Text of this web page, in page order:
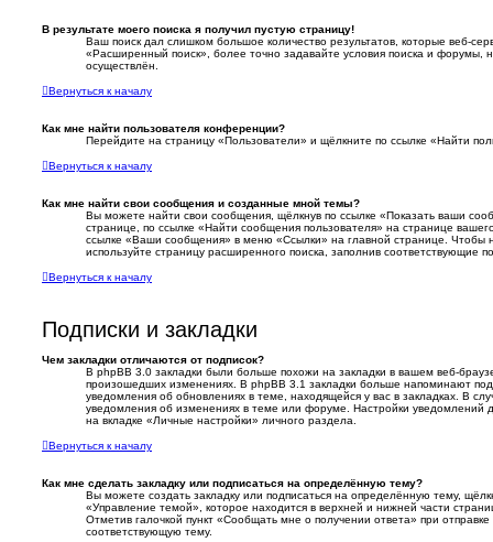
В результате моего поиска я получил пустую страницу!
Ваш поиск дал слишком большое количество результатов, которые веб-
«Расширенный поиск», более точно задавайте условия поиска и форумы,
осуществлён.
Вернуться к началу
Как мне найти пользователя конференции?
Перейдите на страницу «Пользователи» и щёлкните по ссылке «Найти
Вернуться к началу
Как мне найти свои сообщения и созданные мной темы?
Вы можете найти свои сообщения, щёлкнув по ссылке «Показать ваши
странице, по ссылке «Найти сообщения пользователя» на странице
ссылке «Ваши сообщения» в меню «Ссылки» на главной странице. Чтобы
используйте страницу расширенного поиска, заполнив соответствующие
Вернуться к началу
Подписки и закладки
Чем закладки отличаются от подписок?
В phpBB 3.0 закладки были больше похожи на закладки в вашем веб-
произошедших изменениях. В phpBB 3.1 закладки больше напоминают
уведомления об обновлениях в теме, находящейся у вас в закладках. В
уведомления об изменениях в теме или форуме. Настройки уведомлений
на вкладке «Личные настройки» личного раздела.
Вернуться к началу
Как мне сделать закладку или подписаться на определённую тему?
Вы можете создать закладку или подписаться на определённую тему,
«Управление темой», которое находится в верхней и нижней части
Отметив галочкой пункт «Сообщать мне о получении ответа» при
соответствующую тему.